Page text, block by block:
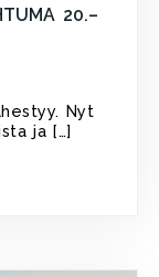
20.–
Nyt
ja […]